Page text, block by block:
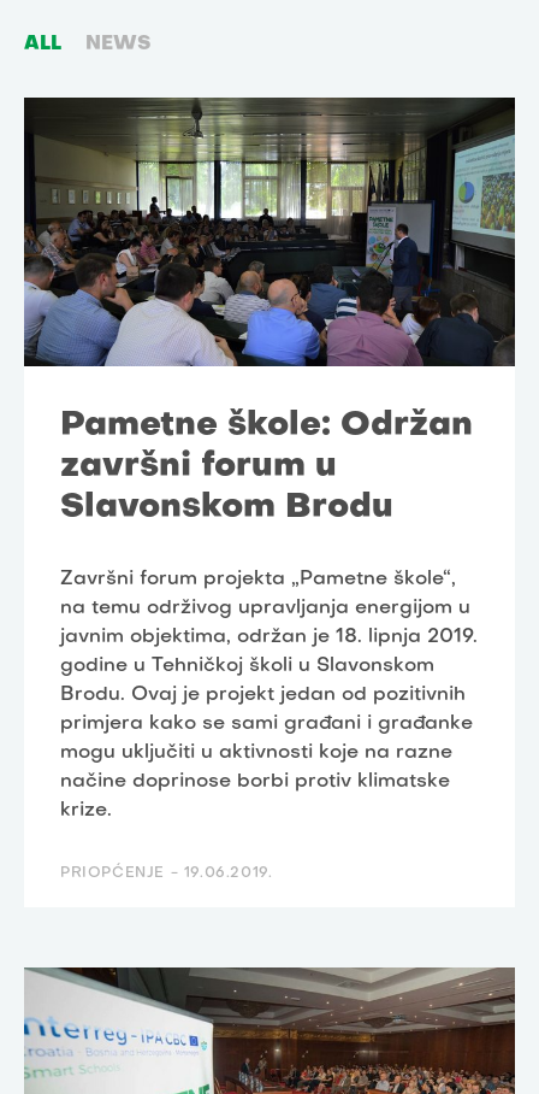
ALL NEWS
Pametne škole: Održan
završni forum u
Slavonskom Brodu
Završni forum projekta „Pametne škole“,
na temu održivog upravljanja energijom u
javnim objektima, održan je 18. lipnja 2019.
godine u Tehničkoj školi u Slavonskom
Brodu. Ovaj je projekt jedan od pozitivnih
primjera kako se sami građani i građanke
mogu uključiti u aktivnosti koje na razne
načine doprinose borbi protiv klimatske
krize.
PRIOPĆENJE - 19.06.2019.